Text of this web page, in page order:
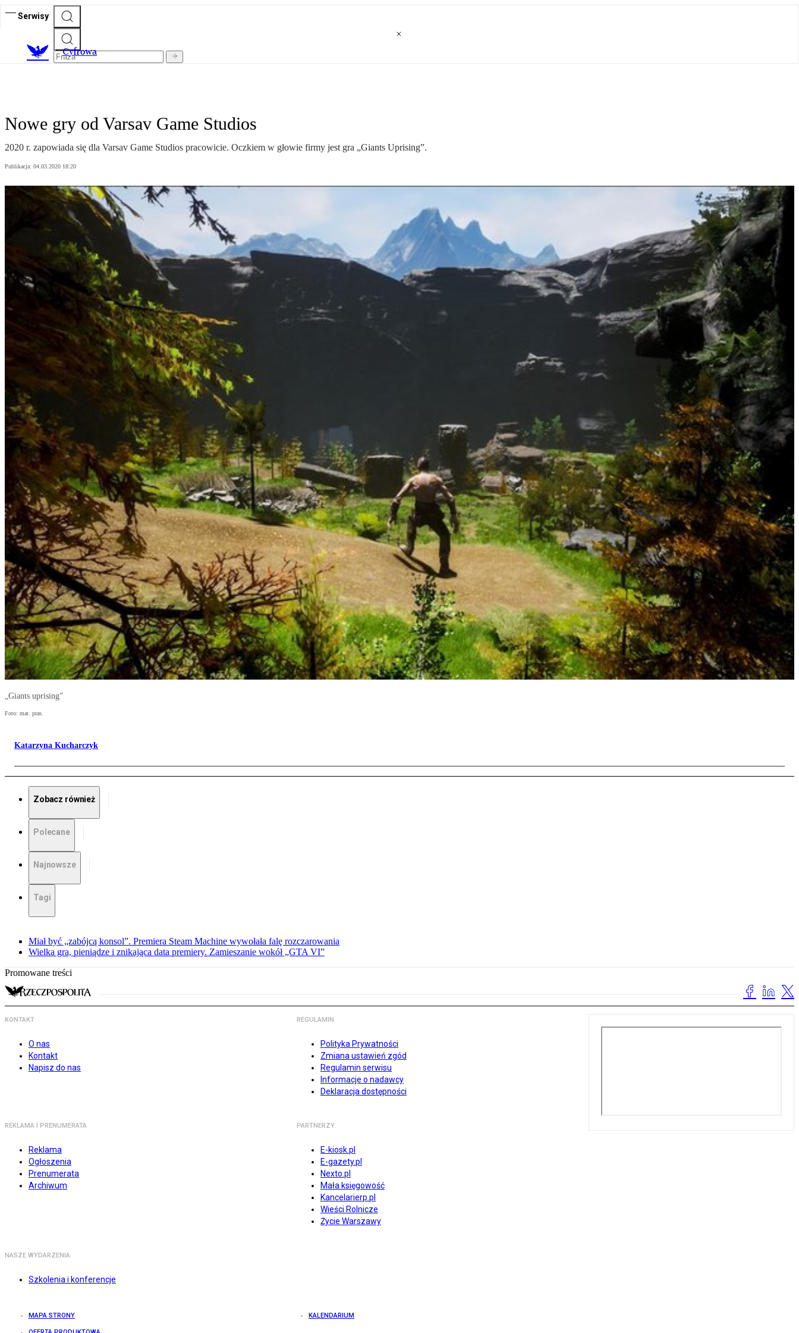
Serwisy
Cyfrowa
Nowe gry od Varsav Game Studios
2020 r. zapowiada się dla Varsav Game Studios pracowicie. Oczkiem w głowie firmy jest gra „Giants Uprising”.
Publikacja: 04.03.2020 18:20
„Giants uprising”
Foto: mat. pras.
Katarzyna Kucharczyk
Zobacz również
Polecane
Najnowsze
Tagi
Miał być „zabójcą konsol”. Premiera Steam Machine wywołała falę rozczarowania
Wielka gra, pieniądze i znikająca data premiery. Zamieszanie wokół „GTA VI”
Promowane treści
KONTAKT
O nas
Kontakt
Napisz do nas
REGULAMIN
Polityka Prywatności
Zmiana ustawień zgód
Regulamin serwisu
Informacje o nadawcy
Deklaracja dostępności
REKLAMA I PRENUMERATA
Reklama
Ogłoszenia
Prenumerata
Archiwum
PARTNERZY
E-kiosk.pl
E-gazety.pl
Nexto.pl
Mała księgowość
Kancelarierp.pl
Wieści Rolnicze
Życie Warszawy
NASZE WYDARZENIA
Szkolenia i konferencje
MAPA STRONY KALENDARIUM